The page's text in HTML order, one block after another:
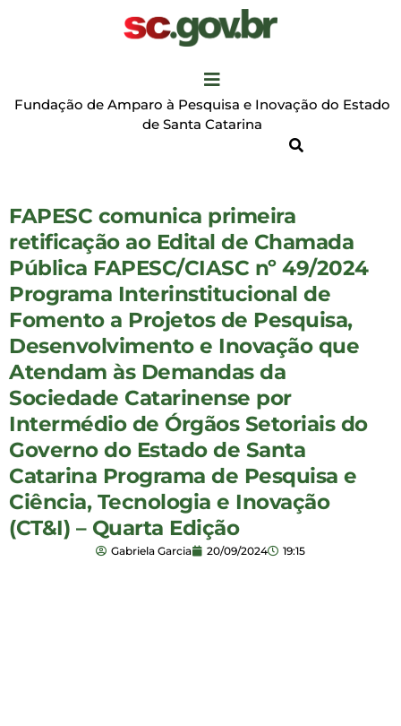
Fundação de Amparo à Pesquisa e Inovação do Estado
de Santa Catarina
FAPESC comunica primeira
retificação ao Edital de Chamada
Pública FAPESC/CIASC nº 49/2024
Programa Interinstitucional de
Fomento a Projetos de Pesquisa,
Desenvolvimento e Inovação que
Atendam às Demandas da
Sociedade Catarinense por
Intermédio de Órgãos Setoriais do
Governo do Estado de Santa
Catarina Programa de Pesquisa e
Ciência, Tecnologia e Inovação
(CT&I) – Quarta Edição
Gabriela Garcia 20/09/2024 19:15